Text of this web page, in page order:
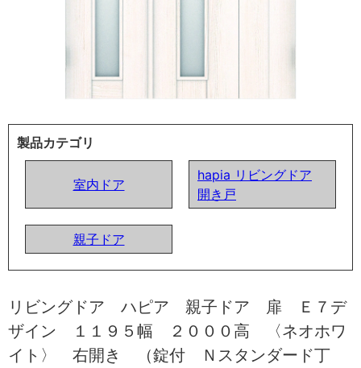
製品カテゴリ
室内ドア
hapia リビングドア
開き戸
親子ドア
リビングドア ハピア 親子ドア 扉 Ｅ７デ
ザイン １１９５幅 ２０００高 〈ネオホワ
イト〉 右開き （錠付 Ｎスタンダード丁